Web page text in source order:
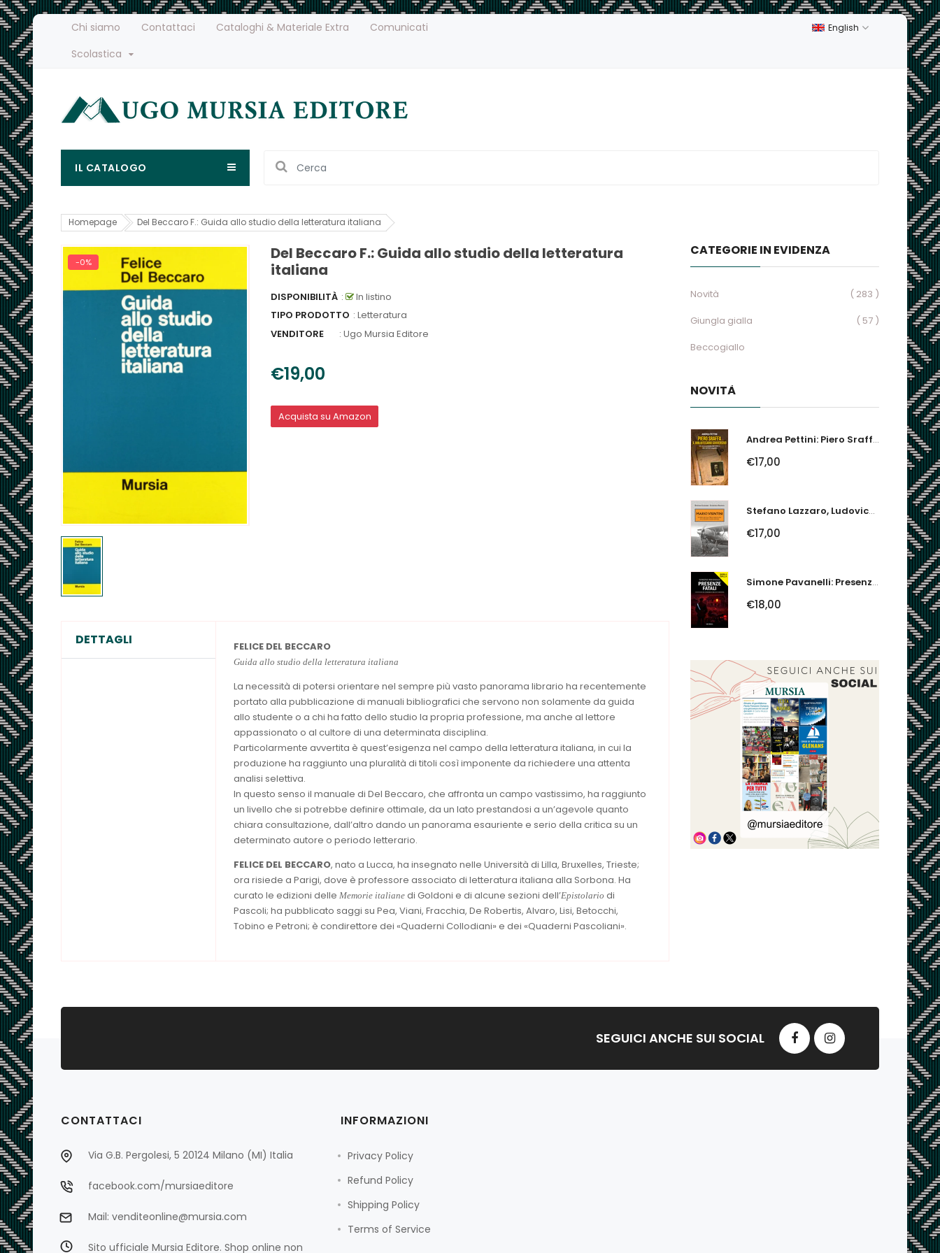
Chi siamo Contattaci Cataloghi & Materiale Extra
Comunicati
Scolastica
English
IL CATALOGO
Homepage Del Beccaro F.: Guida allo studio della letteratura italiana
-0%
Del Beccaro F.: Guida allo studio della letteratura
italiana
DISPONIBILITÀ :
In listino
TIPO PRODOTTO : Letteratura
VENDITORE
: Ugo Mursia Editore
€19,00
Acquista su Amazon
DETTAGLI FELICE DEL BECCARO
Guida allo studio della letteratura italiana
La necessità di potersi orientare nel sempre più vasto panorama librario ha recentemente
portato alla pubblicazione di manuali bibliografici che servono non solamente da guida
allo studente o a chi ha fatto dello studio la propria professione, ma anche al lettore
appassionato o al cultore di una determinata disciplina.
Particolarmente avvertita è quest’esigenza nel campo della letteratura italiana, in cui la
produzione ha raggiunto una pluralità di titoli così imponente da richiedere una attenta
analisi selettiva.
In questo senso il manuale di Del Beccaro, che affronta un campo vastissimo, ha raggiunto
un livello che si potrebbe definire ottimale, da un lato prestandosi a un’agevole quanto
chiara consultazione, dall’altro dando un panorama esauriente e serio della critica su un
determinato autore o periodo letterario.
FELICE DEL BECCARO, nato a Lucca, ha insegnato nelle Università di Lilla, Bruxelles, Trieste;
ora risiede a Parigi, dove è professore associato di letteratura italiana alla Sorbona. Ha
curato le edizioni delle Memorie italiane di Goldoni e di alcune sezioni dell’Epistolario di
Pascoli; ha pubblicato saggi su Pea, Viani, Fracchia, De Robertis, Alvaro, Lisi, Betocchi,
Tobino e Petroni; è condirettore dei «Quaderni Collodiani» e dei «Quaderni Pascoliani».
CATEGORIE IN EVIDENZA
Novità
( 283 )
Giungla gialla
( 57 )
Beccogiallo
NOVITÀ
Andrea Pettini: Piero Sraffa, Il Bibliotecario Sovversivo. Un Economista Nel...
€17,00
Stefano Lazzaro, Ludovico Slongo: Mario Visintini. Il Primo Asso Della...
€17,00
Simone Pavanelli: Presenze Fatali. I Fantasmi Del Ferrarese Urlano Giustizia
€18,00
SEGUICI ANCHE SUI SOCIAL
CONTATTACI
Via G.B. Pergolesi, 5 20124 Milano (MI) Italia
facebook.com/mursiaeditore
Mail: venditeonline@mursia.com
Sito ufficiale Mursia Editore. Shop online non
INFORMAZIONI
Privacy Policy
Refund Policy
Shipping Policy
Terms of Service